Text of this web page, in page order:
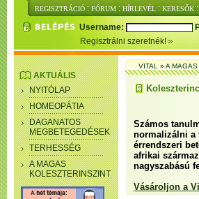
REGISZTRÁCIÓ : FÓRUM : HÍRLEVÉL : KERESŐK :
Username:
Regisztrálni szeretnék!
AKTUÁLIS
NYITÓLAP
HOMEOPÁTIA
DAGANATOS
MEGBETEGEDÉSEK
TERHESSÉG
A MAGAS
KOLESZTERINSZINT
VITAL»A
Számos
normalizálni a
érrendszeri
afrikai
nagyszabású
Vásároljon a